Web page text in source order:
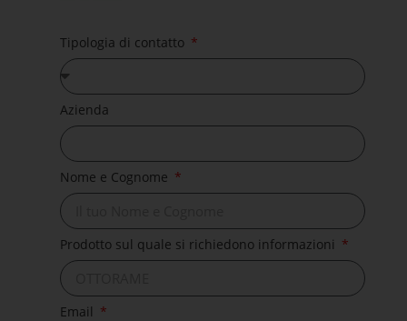
Tipologia di contatto
Azienda
Nome e Cognome
Prodotto sul quale si richiedono informazioni
Email